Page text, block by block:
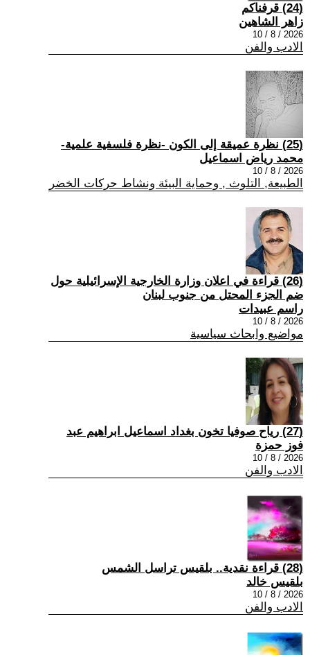
(24) قرفناكم
زاهر الشاهين
2026 / 8 / 10
الادب والفن
(25) نظرة عميقة إلى الكون -نظرة فلسفية علمية-
محمد رياض اسماعيل
2026 / 8 / 10
الطبيعة, التلوث , وحماية البيئة ونشاط حركات الخضر
(26) قراءة في اعلان وزارة الخارجية الإسرائيلية حول
ضم الجزء المحتل من جنوب لبنان
راسم عبيدات
2026 / 8 / 10
مواضيع وابحاث سياسية
(27) رياح صوفيا تخون بغداد اسماعيل ابراهيم عبد
فوز حمزة
2026 / 8 / 10
الادب والفن
(28) قراءة نقدية.. بلقيس تراسل الشمس
بلقيس خالد
2026 / 8 / 10
الادب والفن